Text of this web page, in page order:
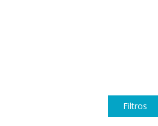
Filtros